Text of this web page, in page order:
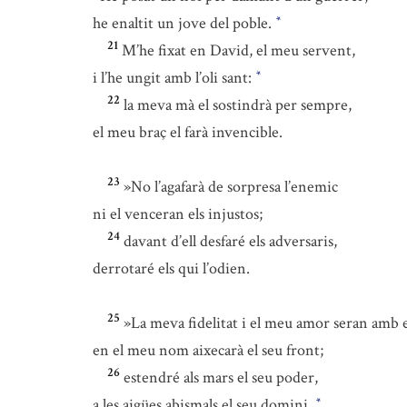
he enaltit un jove del poble. *
21 M’he fixat en David, el meu servent,
i l’he ungit amb l’oli sant: *
22 la meva mà el sostindrà per sempre,
el meu braç el farà invencible.
23 »No l’agafarà de sorpresa l’enemic
ni el venceran els injustos;
24 davant d’ell desfaré els adversaris,
derrotaré els qui l’odien.
25 »La meva fidelitat i el meu amor seran amb
en el meu nom aixecarà el seu front;
26 estendré als mars el seu poder,
*